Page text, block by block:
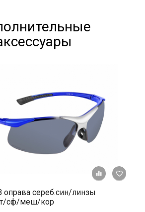
+ К
оправа сереб.син/линзы
сф/меш/кор